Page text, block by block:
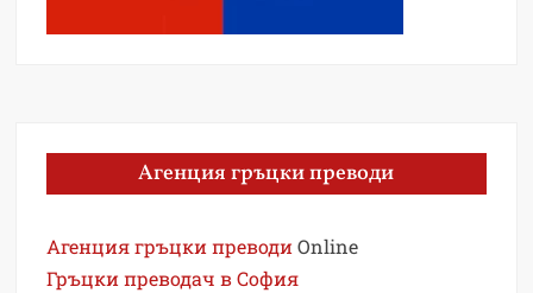
Агенция гръцки преводи
Агенция гръцки преводи Online
Гръцки преводач в София